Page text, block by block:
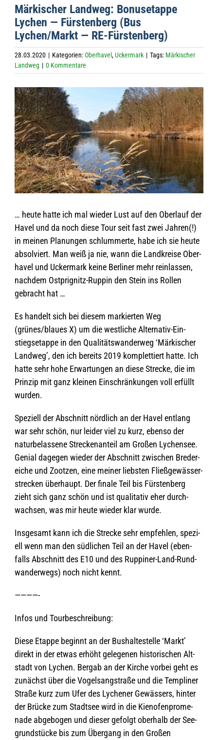
Mär­ki­scher Land­weg: Bonus­etappe
Lychen — Fürs­ten­berg (Bus
Lychen/Markt — RE-Fürstenberg)
28.03.2020 | Kategorien:Oberhavel,Uckermark | Tags: Märkischer
Landweg | 0 Kommentare
Zeige
grösseres
Bild
… heute hatte ich mal wie­der Lust auf den Ober­lauf der
Havel und da noch diese Tour seit fast zwei Jah­ren(!)
in mei­nen Pla­nun­gen schlum­merte, habe ich sie heute
absol­viert. Man weiß ja nie, wann die Land­kreise Ober­
ha­vel und Ucker­mark keine Ber­li­ner mehr rein­las­sen,
nach­dem Ostp­ri­g­nitz-Rup­pin den Stein ins Rol­len
gebracht hat …
Es han­delt sich bei die­sem mar­kier­ten Weg
(grünes/blaues X) um die west­li­che Alter­na­tiv-Ein­
stiegs­etappe in den Qua­li­täts­wan­der­weg ‘Mär­ki­scher
Land­weg’, den ich bereits 2019 kom­plet­tiert hatte. Ich
hatte sehr hohe Erwar­tun­gen an diese Stre­cke, die im
Prin­zip mit ganz klei­nen Ein­schrän­kun­gen voll erfüllt
wurden.
Spe­zi­ell der Abschnitt nörd­lich an der Havel ent­lang
war sehr schön, nur lei­der viel zu kurz, ebenso der
natur­be­las­sene Stre­cken­an­teil am Gro­ßen Lychen­see.
Genial dage­gen wie­der der Abschnitt zwi­schen Bre­der­
ei­che und Zoot­zen, eine mei­ner liebs­ten Fließ­ge­wäs­ser­
stre­cken über­haupt. Der finale Teil bis Fürs­ten­berg
zieht sich ganz schön und ist qua­li­ta­tiv eher durch­
wach­sen, was mir heute wie­der klar wurde.
Ins­ge­samt kann ich die Stre­cke sehr emp­feh­len, spe­zi­
ell wenn man den süd­li­chen Teil an der Havel (eben­
falls Abschnitt des E10 und des Rup­pi­ner-Land-Rund­
wan­der­wegs) noch nicht kennt.
————-
Infos und Tourbeschreibung:
Diese Etappe beginnt an der Bus­hal­te­stelle ‘Markt’
direkt in der etwas erhöht gele­ge­nen his­to­ri­schen Alt­
stadt von Lychen. Bergab an der Kir­che vor­bei geht es
zunächst über die Vogel­s­ang­straße und die Temp­li­ner
Straße kurz zum Ufer des Lyche­ner Gewäs­sers, hin­ter
der Brü­cke zum Stadt­see wird in die Kien­ofen­pro­me­
nade abge­bo­gen und die­ser gefolgt ober­halb der See­
grund­stü­cke bis zum Über­gang in den Gro­ßen